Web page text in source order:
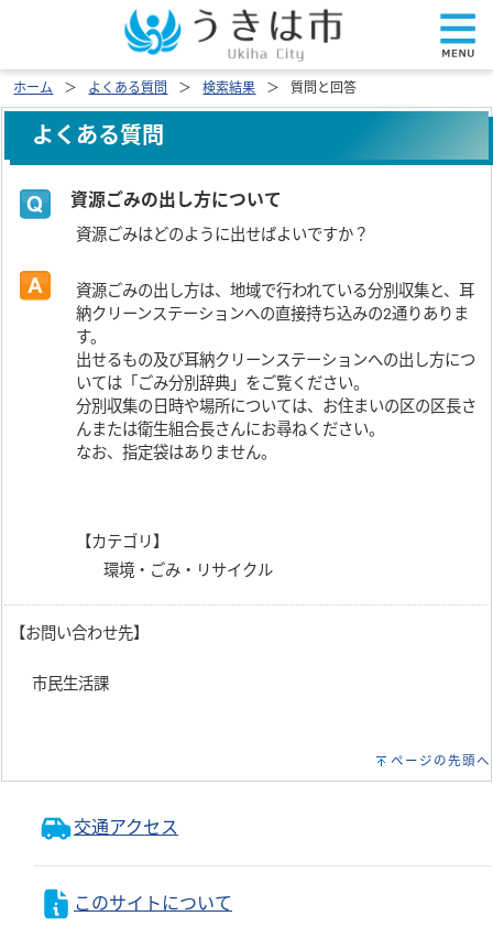
ホーム よくある質問 検索結果 質問と回答
よくある質問
資源ごみの出し方について
資源ごみはどのように出せばよいですか？
資源ごみの出し方は、地域で行われている分別収集と、耳
納クリーンステーションへの直接持ち込みの2通りありま
す。
出せるもの及び耳納クリーンステーションへの出し方につ
いては「ごみ分別辞典」をご覧ください。
分別収集の日時や場所については、お住まいの区の区長さ
んまたは衛生組合長さんにお尋ねください。
なお、指定袋はありません。
【カテゴリ】
環境・ごみ・リサイクル
【お問い合わせ先】
市民生活課
ページの先頭へ
交通アクセス
このサイトについて